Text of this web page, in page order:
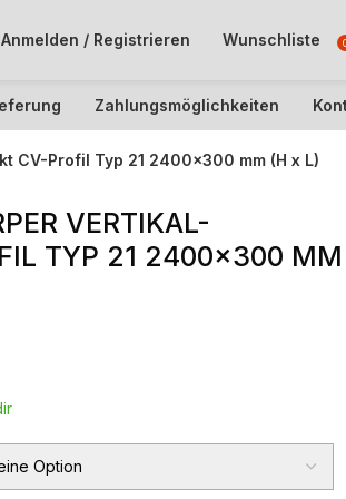
Anmelden / Registrieren Wunschliste
Zahlungsmöglichkeiten
CV-Profil Typ 21 2400×300 mm (H x L)
VERTIKAL-
TYP 21 2400×300 MM